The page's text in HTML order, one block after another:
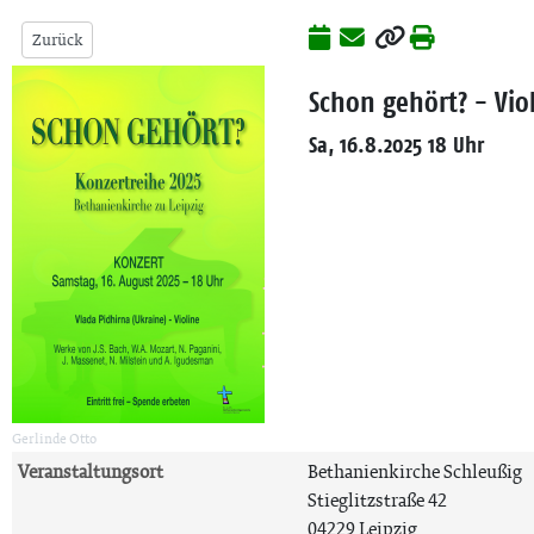
Zurück
Gerlinde Otto
Schon gehört? -
Sa, 16.8.2025 18 Uhr
Veranstaltungsort
Bethanienkirche Schleußig
Stieglitzstraße 42
04229 Leipzig